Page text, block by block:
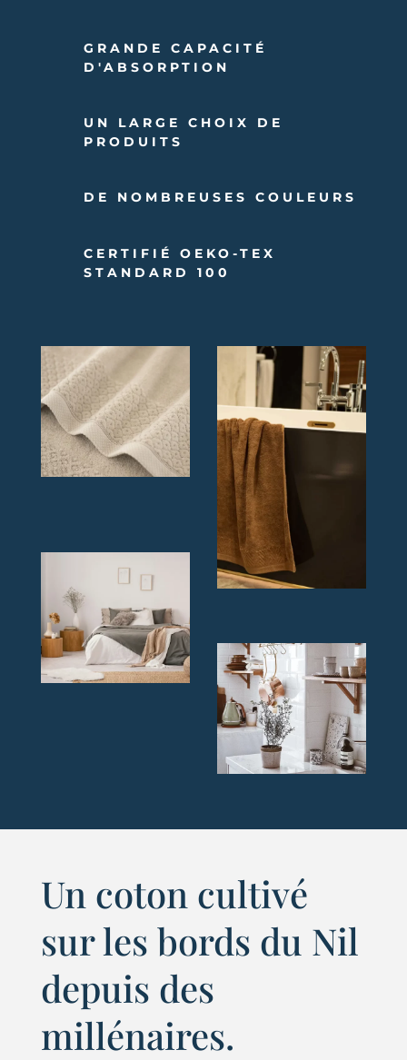
GRANDE CAPACITÉ
D'ABSORPTION
UN LARGE CHOIX DE
PRODUITS
DE NOMBREUSES COULEURS
CERTIFIÉ OEKO-TEX
STANDARD 100
Un coton cultivé
sur les bords du Nil
depuis des
millénaires.